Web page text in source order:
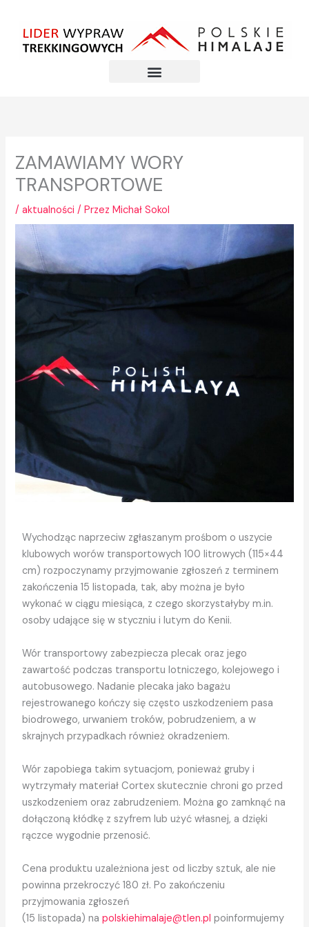
treści
ZAMAWIAMY WORY
TRANSPORTOWE
/aktualności / PrzezMichał Sokol
Wychodząc naprzeciw zgłaszanym prośbom o uszycie
klubowych worów transportowych 100 litrowych (115×44
cm) rozpoczynamy przyjmowanie zgłoszeń z terminem
zakończenia 15 listopada, tak, aby można je było
wykonać w ciągu miesiąca, z czego skorzystałyby m.in.
osoby udające się w styczniu i lutym do Kenii.
Wór transportowy zabezpiecza plecak oraz jego
zawartość podczas transportu lotniczego, kolejowego i
autobusowego. Nadanie plecaka jako bagażu
rejestrowanego kończy się często uszkodzeniem pasa
biodrowego, urwaniem troków, pobrudzeniem, a w
skrajnych przypadkach również okradzeniem.
Wór zapobiega takim sytuacjom, ponieważ gruby i
wytrzymały materiał Cortex skutecznie chroni go przed
uszkodzeniem oraz zabrudzeniem. Można go zamknąć na
dołączoną kłódkę z szyfrem lub użyć własnej, a dzięki
rączce wygodnie przenosić.
Cena produktu uzależniona jest od liczby sztuk, ale nie
powinna przekroczyć 180 zł. Po zakończeniu
przyjmowania zgłoszeń
(15 listopada) napolskiehimalaje@tlen.pl poinformujemy